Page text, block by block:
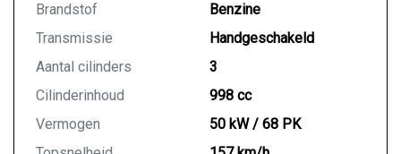
Brandstof
Benzine
Transmissie
Handgeschakeld
Aantal cilinders
3
Cilinderinhoud
998 cc
Vermogen
50 kW / 68 PK